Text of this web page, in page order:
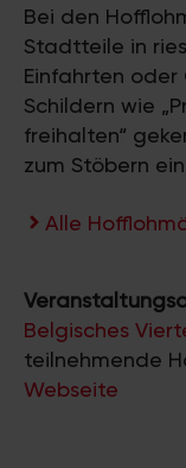
Bei den
Stadtteile in
Einfahrten
Schildern wie
freihalten“
zum Stöbern
Alle
Belgisches
teilnehmende
Webseite